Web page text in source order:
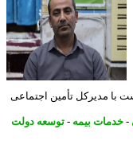
مدیرکل تأمین اجتماعی
بیمه -توسعه دولت